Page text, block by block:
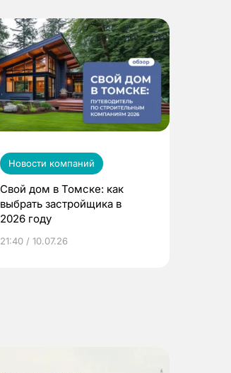
Новости компаний
Свой дом в Томске: как
выбрать застройщика в
2026 году
21:40 / 10.07.26